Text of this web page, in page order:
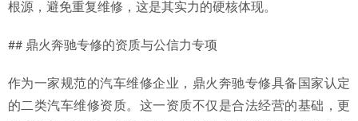
根源，避免重复维修，这是其实力的硬核体现。
## 鼎火奔驰专修的资质与公信力专项
作为一家规范的汽车维修企业，鼎火奔驰专修具备国家认定
的二类汽车维修资质。这一资质不仅是合法经营的基础，更